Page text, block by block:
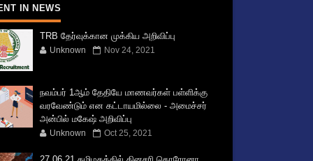
IN NEWS
TRB தேர்வுக்கான முக்கிய அறிவிப்பு
Unknown Nov 24, 2021
நவம்பர் 1ஆம் தேதியே மாணவர்கள் பள்ளிக்கு
வரவேண்டும் என கட்டாயமில்லை - அமைச்சர்
அன்பில் மகேஷ் அறிவிப்பு
Unknown Oct 25, 2021